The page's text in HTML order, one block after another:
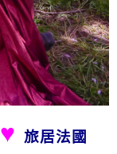
♥ 旅居法國